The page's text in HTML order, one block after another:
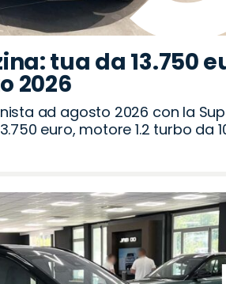
tua da 13.750
2026
ad agosto 2026 con la
euro, motore 1.2 turbo da